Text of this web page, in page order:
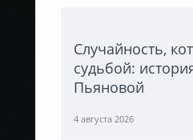
Случайность,
судьбой:
Пьяновой
4 августа 2026